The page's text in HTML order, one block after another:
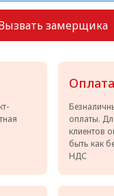
замерщика
Оплата
оплаты.
клиентов
быть как
НДС